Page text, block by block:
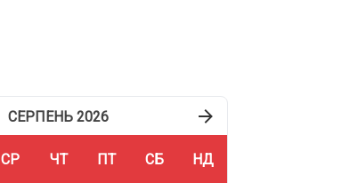
СЕРПЕНЬ 2026
СР ЧТ ПТ СБ НД